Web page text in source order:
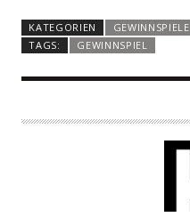
KATEGORIEN
GEWINNSPIELE
TAGS:
GEWINNSPIEL